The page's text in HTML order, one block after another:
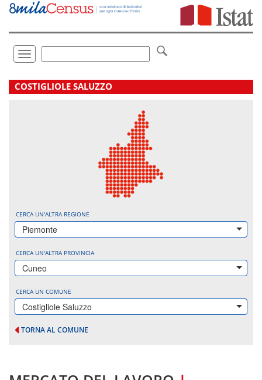
Vai
direttamente
Toggle
navigation
.
COSTIGLIOLE SALUZZO
CERCA UN'ALTRA REGIONE
Piemonte
CERCA UN'ALTRA PROVINCIA
Cuneo
CERCA UN COMUNE
Costigliole Saluzzo
TORNA AL COMUNE